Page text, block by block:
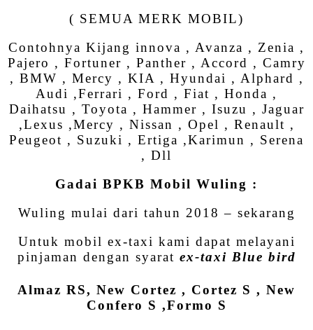
( SEMUA MERK MOBIL)
Contohnya Kijang innova , Avanza , Zenia ,
Pajero , Fortuner , Panther , Accord , Camry
, BMW , Mercy , KIA , Hyundai , Alphard ,
Audi ,Ferrari , Ford , Fiat , Honda ,
Daihatsu , Toyota , Hammer , Isuzu , Jaguar
,Lexus ,Mercy , Nissan , Opel , Renault ,
Peugeot , Suzuki , Ertiga ,Karimun , Serena
, Dll
Gadai BPKB Mobil Wuling :
Wuling mulai dari tahun 2018 – sekarang
Untuk mobil ex-taxi kami dapat melayani
pinjaman dengan syarat ex-taxi Blue bird
Almaz RS, New Cortez , Cortez S , New
Confero S ,Formo S